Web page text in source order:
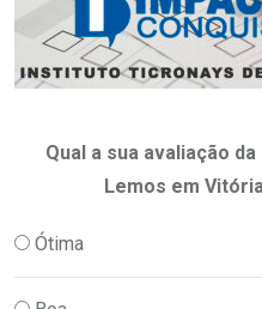
Qual a sua avaliação
Lemos em
Ótima